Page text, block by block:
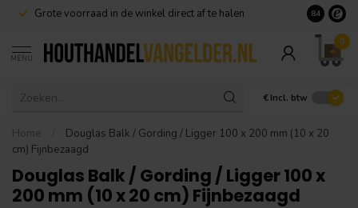
Grote voorraad in de winkel direct af te halen 8.4
MENU
0
€ Incl. btw
Home
Douglas Balk / Gording / Ligger 100 x 200 mm (10 x 20
cm) Fijnbezaagd
Douglas Balk / Gording / Ligger 100 x
200 mm (10 x 20 cm) Fijnbezaagd